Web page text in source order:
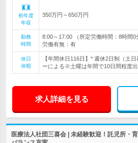
初年度
年収
350万円～650万円
勤務
時間
8:00～17:00 （所定労働時間：8時間
労働有無：有
休日
休暇
【年間休日116日】* 週休2日制（土
ーによる※土曜は年間で10日間程度
求人詳細を見る
医療法人社団三喜会 | 未経験歓迎！託児所・